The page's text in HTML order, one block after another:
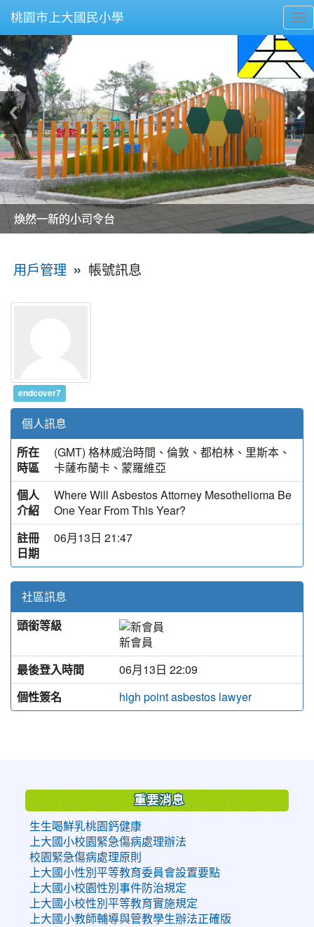
桃園市上大國民小學
美麗的操場是我們活力的來源
美麗的操場是我們活力的來源
煥然一新的小司令台
煥然一新的小司令台
富含桃園埤塘田園風光意象的中廊
富含桃園埤塘田園風光意象的中廊
嶄新的中庭廣場
嶄新的中庭廣場
水生池生生不息
水生池生生不息
用戶管理 » 帳號訊息
endcover7
個人訊息
所在
時區
(GMT) 格林威治時間、倫敦、都柏林、里斯本、
卡薩布蘭卡、蒙羅維亞
個人
介紹
Where Will Asbestos Attorney Mesothelioma Be
One Year From This Year?
註冊
日期
06月13日 21:47
社區訊息
頭銜等級
新會員
最後登入時間
06月13日 22:09
個性簽名
high point asbestos lawyer
重要消息
生生喝鮮乳桃園鈣健康
上大國小校園緊急傷病處理辦法
校園緊急傷病處理原則
上大國小性別平等教育委員會設置要點
上大國小校園性別事件防治規定
上大國小校性別平等教育實施規定
上大國小教師輔導與管教學生辦法正確版